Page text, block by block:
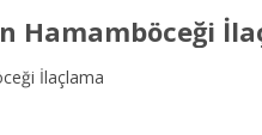
Hamamböceği
İlaçlama